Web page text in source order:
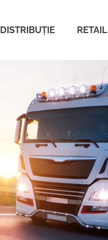
DISTRIBUȚIE RETAIL